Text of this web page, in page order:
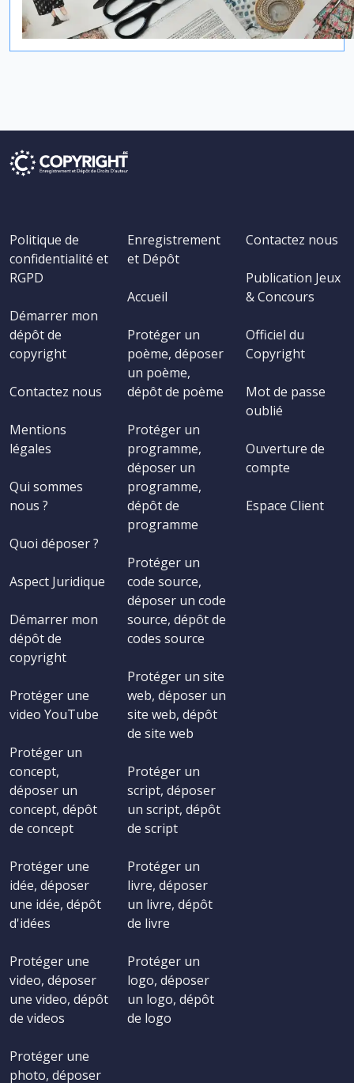
Politique de
confidentialité et
RGPD
Démarrer mon
dépôt de
copyright
Contactez nous
Mentions
légales
Qui sommes
nous ?
Quoi déposer ?
Aspect Juridique
Démarrer mon
dépôt de
copyright
Protéger une
video YouTube
Protéger un
concept,
déposer un
concept, dépôt
de concept
Protéger une
idée, déposer
une idée, dépôt
d'idées
Protéger une
video, déposer
une video, dépôt
de videos
Protéger une
photo, déposer
Enregistrement
et Dépôt
Accueil
Protéger un
poème, déposer
un poème,
dépôt de poème
Protéger un
programme,
déposer un
programme,
dépôt de
programme
Protéger un
code source,
déposer un code
source, dépôt de
codes source
Protéger un site
web, déposer un
site web, dépôt
de site web
Protéger un
script, déposer
un script, dépôt
de script
Protéger un
livre, déposer
un livre, dépôt
de livre
Protéger un
logo, déposer
un logo, dépôt
de logo
Contactez nous
Publication Jeux
& Concours
Officiel du
Copyright
Mot de passe
oublié
Ouverture de
compte
Espace Client